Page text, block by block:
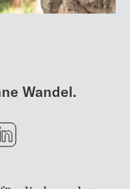
Wandel.